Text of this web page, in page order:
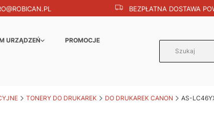
BEZPŁATNA DOSTAWA
URZĄDZEŃ PROMOCJE
TONERY DO DRUKAREK DO DRUKAREK CANON AS-